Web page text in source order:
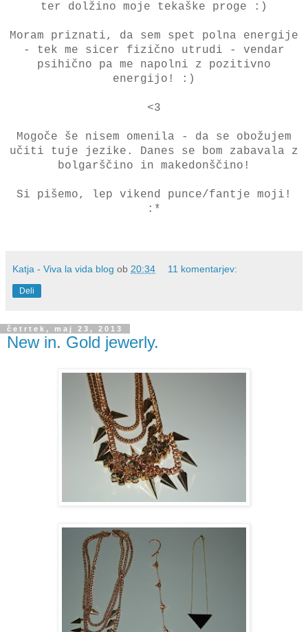
ter dolžino moje tekaške proge :)
Moram priznati, da sem spet polna energije
- tek me sicer fizično utrudi - vendar
psihično pa me napolni z pozitivno
energijo! :)
<3
Mogoče še nisem omenila - da se obožujem
učiti tuje jezike. Danes se bom zabavala z
bolgarščino in makedonščino!
Si pišemo, lep vikend punce/fantje moji!
:*
Katja - Viva la vida blog ob 20:34 11 komentarjev:
Deli
četrtek, maj 23, 2013
New in. Gold jewerly.